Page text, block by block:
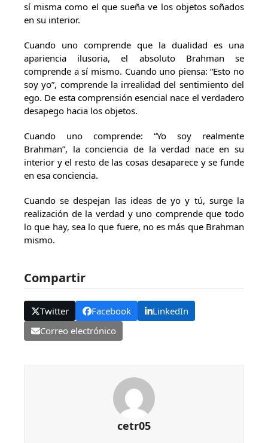
sí misma como el que sueña ve los objetos soñados
en su interior.
Cuando uno comprende que la dualidad es una
apariencia ilusoria, el absoluto Brahman se
comprende a sí mismo. Cuando uno piensa: “Esto no
soy yo”, comprende la irrealidad del sentimiento del
ego. De esta comprensión esencial nace el verdadero
desapego hacia los objetos.
Cuando uno comprende: “Yo soy realmente
Brahman”, la conciencia de la verdad nace en su
interior y el resto de las cosas desaparece y se funde
en esa conciencia.
Cuando se despejan las ideas de yo y tú, surge la
realización de la verdad y uno comprende que todo
lo que hay, sea lo que fuere, no es más que Brahman
mismo.
Compartir
Twitter Facebook
LinkedIn
Correo electrónico
cetr05